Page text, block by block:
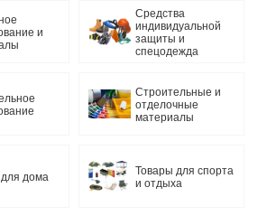
и
Средства
индивидуальной
защиты и
спецодежда
Строительные и
отделочные
материалы
дома
Товары для спорта
и отдыха